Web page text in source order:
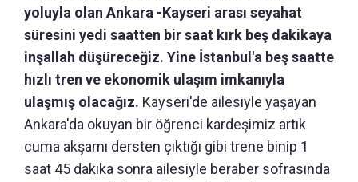
yoluyla olan Ankara -Kayseri arası seyahat
süresini yedi saatten bir saat kırk beş dakikaya
inşallah düşüreceğiz. Yine İstanbul'a beş saatte
hızlı tren ve ekonomik ulaşım imkanıyla
ulaşmış olacağız. Kayseri'de ailesiyle yaşayan
Ankara'da okuyan bir öğrenci kardeşimiz artık
cuma akşamı dersten çıktığı gibi trene binip 1
saat 45 dakika sonra ailesiyle beraber sofrasında